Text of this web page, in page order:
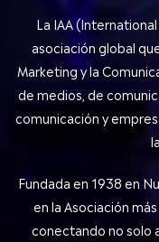
La IAA
asociación global
Marketing y la
de medios, de
comunicación y
Fundada en 1938 en
en la Asociación
conectando no solo